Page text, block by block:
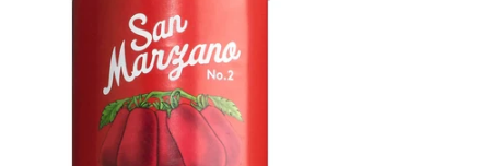
L
A
R
R
I